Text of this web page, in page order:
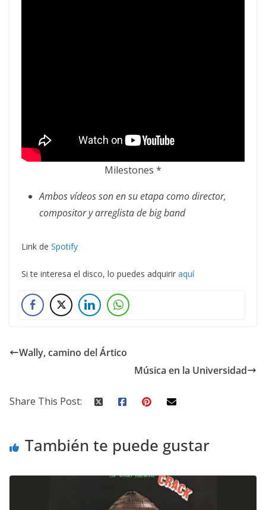
Milestones *
Ambos vídeos son en su etapa como director,
compositor y arreglista de big band
Link de Spotify
Si te interesa el disco, lo puedes adquirir aquí
Wally, camino del Ártico
Música en la Universidad
Share This Post:
También te puede gustar